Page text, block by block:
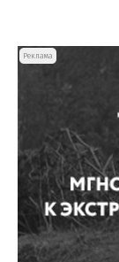
Реклама